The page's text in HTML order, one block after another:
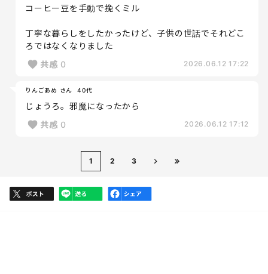
コーヒー豆を手動で挽くミル
丁寧な暮らしをしたかったけど、子供の世話でそれどこ
ろではなくなりました
共感 0 2026.06.12 17:22
りんごあめ さん 40代
じょうろ。邪魔になったから
共感 0 2026.06.12 17:12
1 2 3